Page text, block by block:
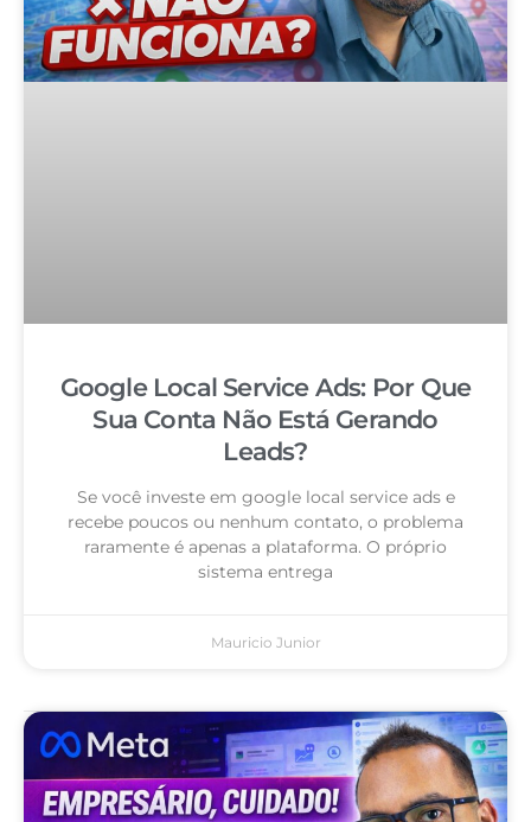
Google Local Service Ads: Por Que
Sua Conta Não Está Gerando
Leads?
Se você investe em google local service ads e
recebe poucos ou nenhum contato, o problema
raramente é apenas a plataforma. O próprio
sistema entrega
Mauricio Junior